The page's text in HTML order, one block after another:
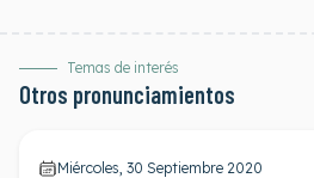
Temas de interés
Otros pronunciamientos
Miércoles, 30 Septiembre 2020